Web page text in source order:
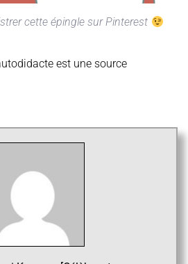
cette épingle sur Pinterest
est une source